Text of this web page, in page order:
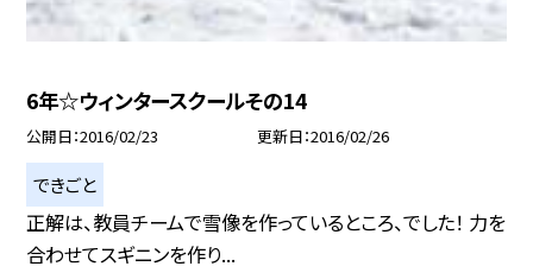
6年☆ウィンタースクールその14
公開日 2016/02/23 更新日 2016/02/26
できごと
正解は、教員チームで雪像を作っているところ、でした！ 力を
合わせてスギニンを作り...